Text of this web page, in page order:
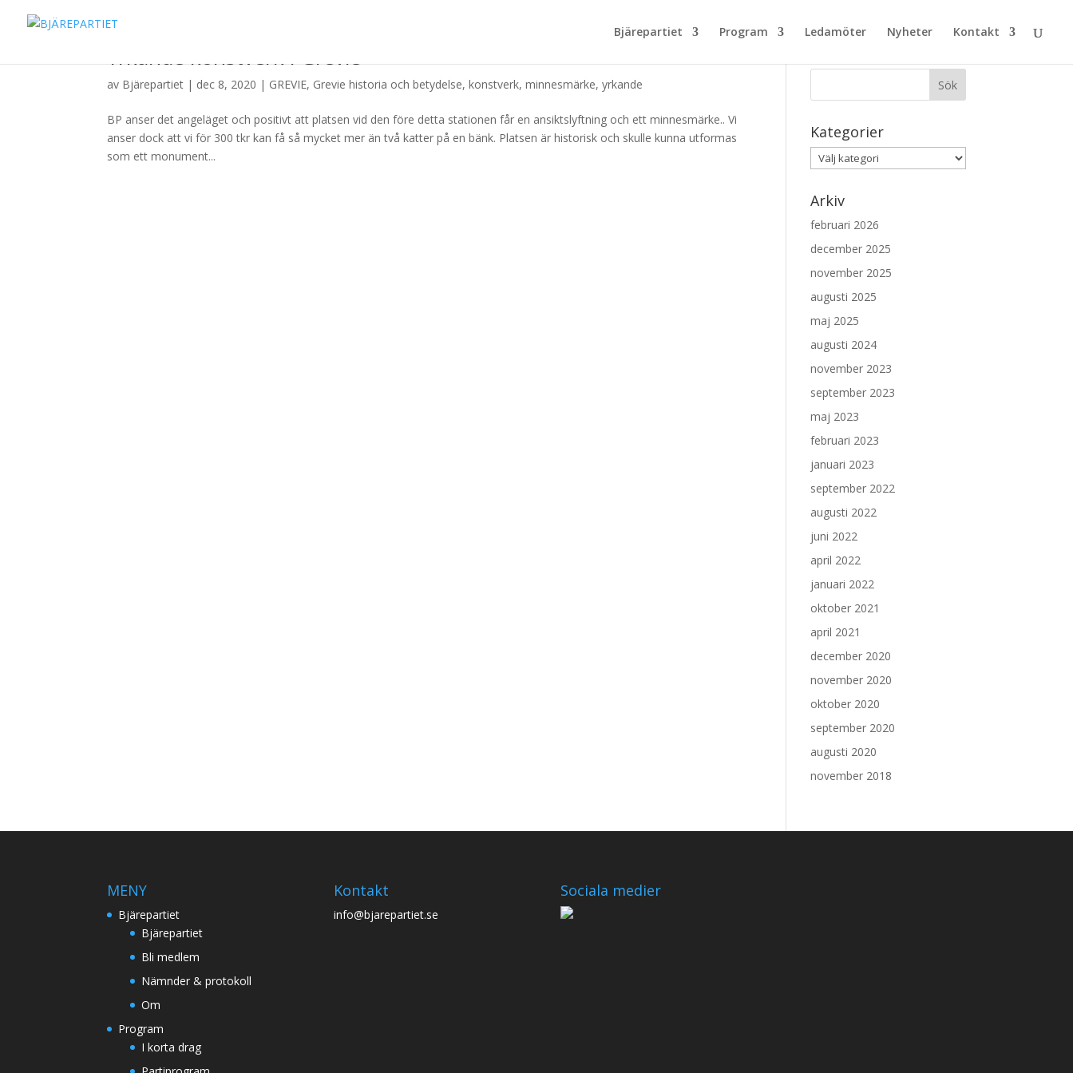
Bjärepartiet Program Ledamöter Nyheter Kontakt
Yrkande konstverk i Grevie
av Bjärepartiet | dec 8, 2020 | GREVIE, Grevie historia och betydelse,konstverk,minnesmärke,yrkande
BP anser det angeläget och positivt att platsen vid den före detta stationen får en ansiktslyftning och ett minnesmärke.. Vi
anser dock att vi för 300 tkr kan få så mycket mer än två katter på en bänk. Platsen är historisk och skulle kunna utformas
som ett monument...
Kategorier
Kategorier
Arkiv
februari 2026
december 2025
november 2025
augusti 2025
maj 2025
augusti 2024
november 2023
september 2023
maj 2023
februari 2023
januari 2023
september 2022
augusti 2022
juni 2022
april 2022
januari 2022
oktober 2021
april 2021
december 2020
november 2020
oktober 2020
september 2020
augusti 2020
november 2018
MENY
Bjärepartiet
Bjärepartiet
Bli medlem
Nämnder & protokoll
Om
Program
I korta drag
Kontakt
info@bjarepartiet.se
Sociala medier